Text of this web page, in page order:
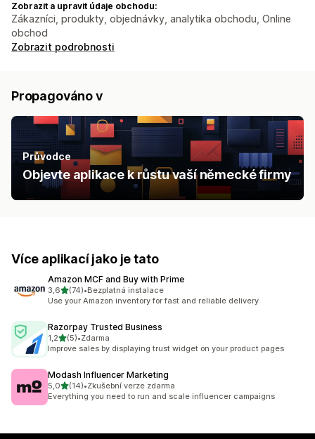
Zobrazit a upravit údaje obchodu:
Zákazníci, produkty, objednávky, analytika obchodu, Online
obchod
Zobrazit podrobnosti
Propagováno v
Průvodce
Objevte aplikace k růstu vaší německé firmy
Více aplikací jako je tato
Amazon MCF and Buy with Prime
3,6z 5 hvězd
(74)
Celkový počet recenzí: 74
•Bezplatná instalace
Use your Amazon inventory for fast and reliable delivery
Razorpay Trusted Business
1,2z 5 hvězd
(5)
Celkový počet recenzí: 5
•Zdarma
Improve sales by displaying trust widget on your product pages
Modash Influencer Marketing
5,0z 5 hvězd
(14)
Celkový počet recenzí: 14
•Zkušební verze zdarma
Everything you need to run and scale influencer campaigns